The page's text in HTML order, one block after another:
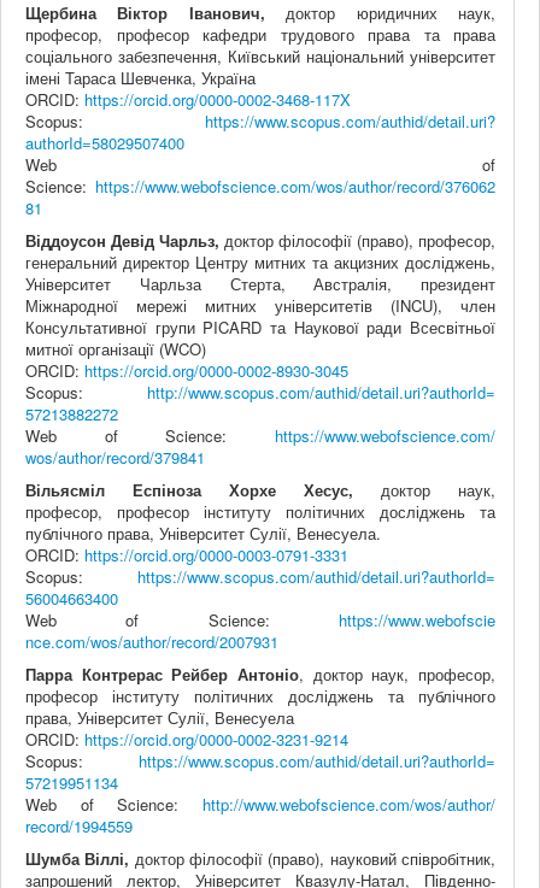
Щербина Віктор Іванович, доктор юридичних наук,
професор, професор кафедри трудового права та права
соціального забезпечення, Київський національний університет
імені Тараса Шевченка, Україна
ORCID: https://orcid.org/0000-0002-3468-117X
Scopus: https://www.scopus.com/authid/detail.uri?
authorId=58029507400
Web of
Science: https://www.webofscience.com/wos/author/record/376062
81
Віддоусон Девід Чарльз, доктор філософії (право), професор,
генеральний директор Центру митних та акцизних досліджень,
Університет Чарльза Стерта, Австралія, президент
Міжнародної мережі митних університетів (INCU), член
Консультативної групи PICARD та Наукової ради Всесвітньої
митної організації (WCO)
ORCID: https://orcid.org/0000-0002-8930-3045
Scopus: http://www.scopus.com/authid/detail.uri?authorId=
57213882272
Web
of Science: https://www.webofscience.com/
wos/author/record/379841
Вільясміл Еспіноза Хорхе Хесус, доктор наук,
професор, професор інституту політичних досліджень та
публічного права, Університет Сулії, Венесуела.
ORCID: https://orcid.org/0000-0003-0791-3331
Scopus: https://www.scopus.com/authid/detail.uri?authorId=
56004663400
Web
of Science: https://www.webofscie
nce.com/wos/author/record/2007931
Парра Контрерас Рейбер Антоніо, доктор наук, професор,
професор інституту політичних досліджень та публічного
права, Університет Сулії, Венесуела
ORCID: https://orcid.org/0000-0002-3231-9214
Scopus: https://www.scopus.com/authid/detail.uri?authorId=
57219951134
Web
of Science: http://www.webofscience.com/wos/author/
record/1994559
Шумба Віллі, доктор філософії (право), науковий співробітник,
запрошений лектор, Університет Квазулу-Натал, Південно-